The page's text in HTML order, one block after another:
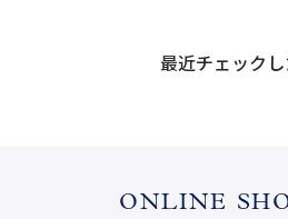
最近チェック
ONLINE